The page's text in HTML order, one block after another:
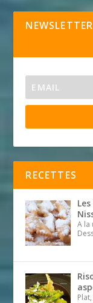
NEWSLETTER
RECETTES
A la